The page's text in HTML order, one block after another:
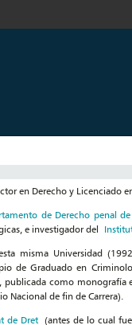
en Derecho y Licenciado
de Derecho penal
e investigador del
misma Universidad
de Graduado en
, publicada como monografía
Nacional de fin de Carrera).
de Dret (antes de lo cual